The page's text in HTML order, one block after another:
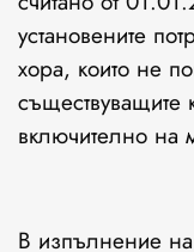
установените
хора, които не
включително на
В изпълнение